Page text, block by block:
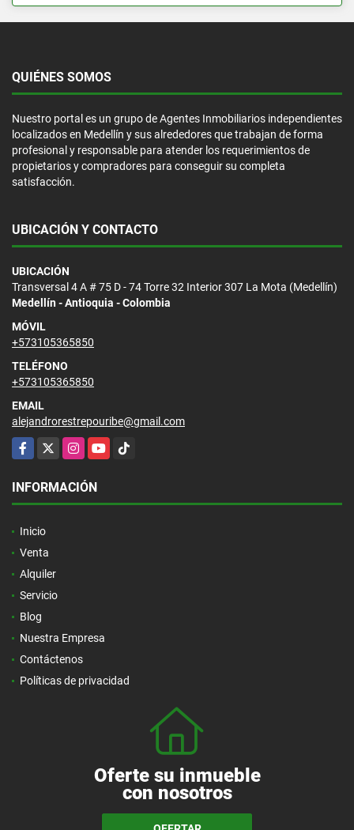
QUIÉNES SOMOS
Nuestro portal es un grupo de Agentes Inmobiliarios independientes
localizados en Medellín y sus alrededores que trabajan de forma
profesional y responsable para atender los requerimientos de
propietarios y compradores para conseguir su completa
satisfacción.
UBICACIÓN Y CONTACTO
UBICACIÓN
Transversal 4 A # 75 D - 74 Torre 32 Interior 307 La Mota (Medellín)
Medellín - Antioquia - Colombia
MÓVIL
+573105365850
TELÉFONO
+573105365850
EMAIL
alejandrorestrepouribe@gmail.com
Facebook
X InstagramYouTubeTikTok
INFORMACIÓN
Inicio
Venta
Alquiler
Servicio
Blog
Nuestra Empresa
Contáctenos
Políticas de privacidad
Oferte su inmueble
con nosotros